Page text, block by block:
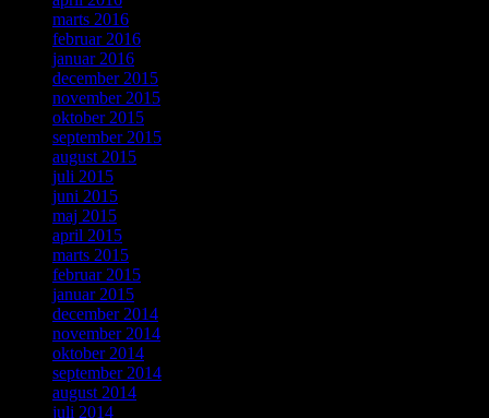
marts 2016
februar 2016
januar 2016
december 2015
november 2015
oktober 2015
september 2015
august 2015
juli 2015
juni 2015
maj 2015
april 2015
marts 2015
februar 2015
januar 2015
december 2014
november 2014
oktober 2014
september 2014
august 2014
juli 2014